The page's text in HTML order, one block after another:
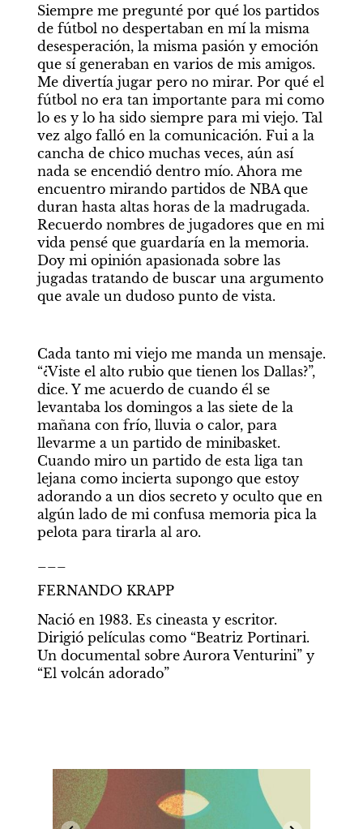
Siempre me pregunté por qué los partidos
de fútbol no despertaban en mí la misma
desesperación, la misma pasión y emoción
que sí generaban en varios de mis amigos.
Me divertía jugar pero no mirar. Por qué el
fútbol no era tan importante para mi como
lo es y lo ha sido siempre para mi viejo. Tal
vez algo falló en la comunicación. Fui a la
cancha de chico muchas veces, aún así
nada se encendió dentro mío. Ahora me
encuentro mirando partidos de NBA que
duran hasta altas horas de la madrugada.
Recuerdo nombres de jugadores que en mi
vida pensé que guardaría en la memoria.
Doy mi opinión apasionada sobre las
jugadas tratando de buscar una argumento
que avale un dudoso punto de vista.
Cada tanto mi viejo me manda un mensaje.
“¿Viste el alto rubio que tienen los Dallas?”,
dice. Y me acuerdo de cuando él se
levantaba los domingos a las siete de la
mañana con frío, lluvia o calor, para
llevarme a un partido de minibasket.
Cuando miro un partido de esta liga tan
lejana como incierta supongo que estoy
adorando a un dios secreto y oculto que en
algún lado de mi confusa memoria pica la
pelota para tirarla al aro.
FERNANDO KRAPP
Nació en 1983. Es cineasta y escritor.
Dirigió películas como “Beatriz Portinari.
Un documental sobre Aurora Venturini” y
“El volcán adorado”